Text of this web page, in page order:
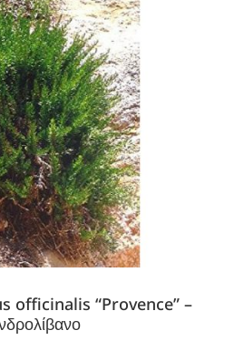
officinalis “Provence” –